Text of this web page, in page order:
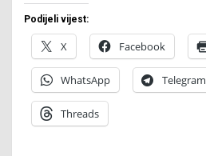
Podijeli vijest:
X Facebook
WhatsApp Telegram
Threads